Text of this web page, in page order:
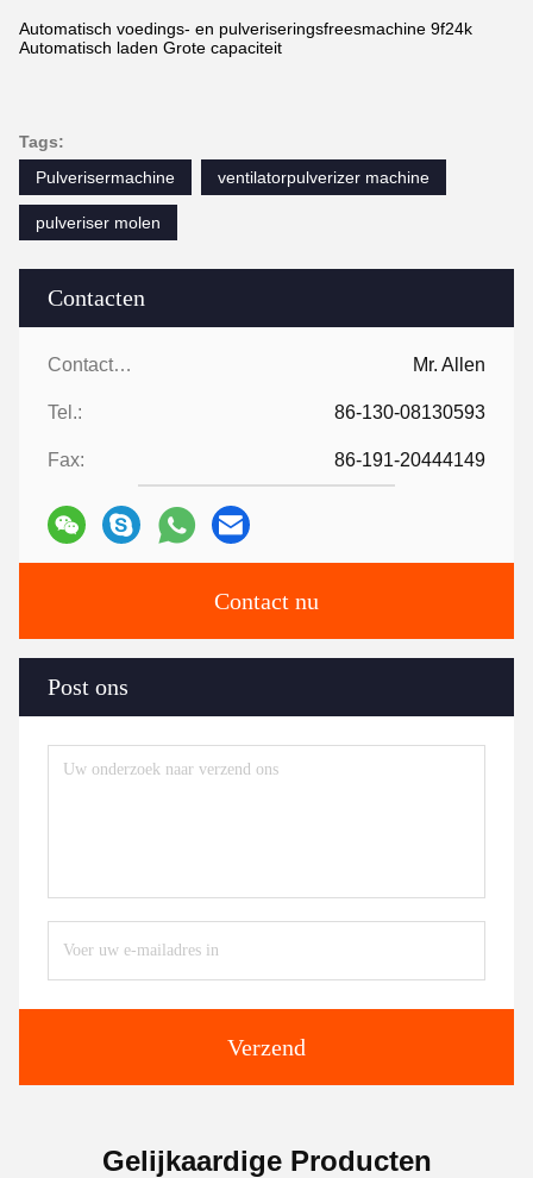
Contacten
Contacten: Mr. Allen
Tel.: 86-130-08130593
Fax: 86-191-20444149
Contact nu
Post ons
Verzend
Automatisch voedings- en pulveriseringsfreesmachine 9f24k
Automatisch laden Grote capaciteit
Tags:
Pulverisermachine
ventilatorpulverizer machine
pulveriser molen
Gelijkaardige Producten